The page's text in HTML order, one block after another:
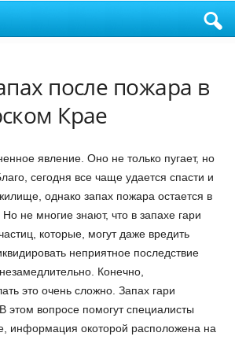
после пожара в
Крае
явление. Оно не только пугает, но
сегодня все чаще удается спасти и
однако запах пожара остается в
не многие знают, что в запахе гари
которые, могут даже вредить
неприятное последствие
Конечно,
это очень сложно. Запах гари
этом вопросе помогут специалисты
информация окоторой расположена на